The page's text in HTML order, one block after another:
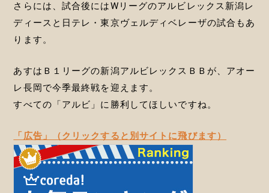
さらには、試合後にはWリーグのアルビレックス新潟レ
ディースと日テレ・東京ヴェルディベレーザの試合もあ
ります。
あすはＢ１リーグの新潟アルビレックスＢＢが、アオー
レ長岡で今季最終戦を迎えます。
すべての「アルビ」に勝利してほしいですね。
「広告」（クリックすると別サイトに飛びます）